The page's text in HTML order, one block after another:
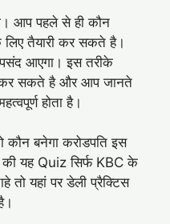
आप पहले से ही कौन
लिए तैयारी कर सकते है।
आएगा। इस तरीके
सकते है और आप जानते
होता है।
बनेगा करोडपति इस
यह Quiz सिर्फ KBC के
तो यहां पर डेली प्रैक्टिस